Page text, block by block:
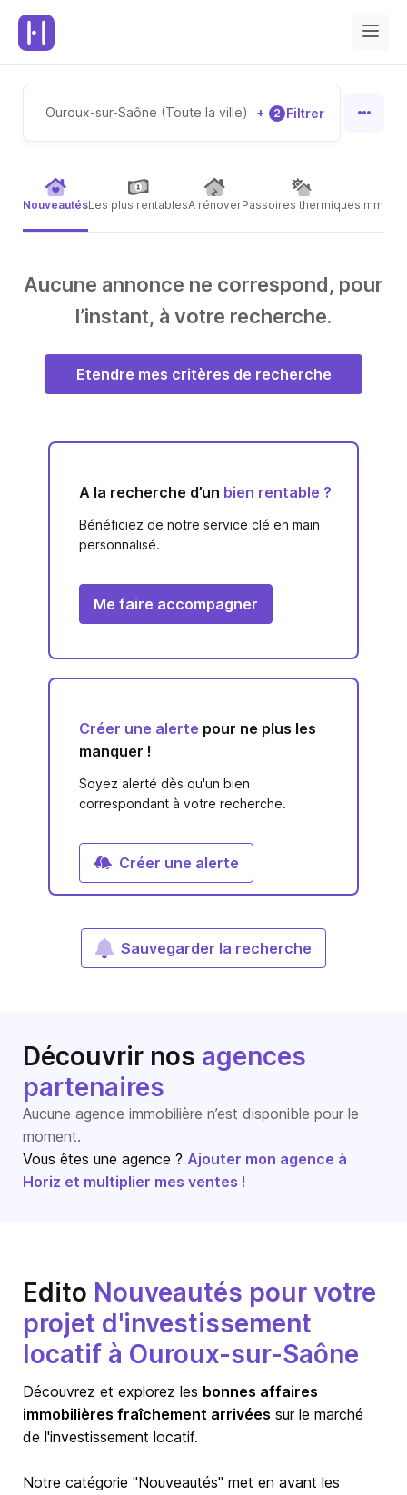
Ouroux-sur-Saône (Toute la ville) + 2 Filtrer
NouveautésLes plus rentablesA rénoverPassoires thermiques
Aucune annonce ne correspond, pour
l’instant, à votre recherche.
Etendre mes critères de recherche
A la recherche d’un bien rentable ?
Bénéficiez de notre service clé en main
personnalisé.
Me faire accompagner
Créer une alerte pour ne plus les
manquer !
Soyez alerté dès qu'un bien
correspondant à votre recherche.
Créer une alerte
Sauvegarder la recherche
Découvrir nos agences
partenaires
Aucune agence immobilière n’est disponible pour le
moment.
Vous êtes une agence ? Ajouter mon agence à
Horiz et multiplier mes ventes !
Edito Nouveautés pour votre
projet d'investissement
locatif à Ouroux-sur-Saône
Découvrez et explorez les bonnes affaires
immobilières fraîchement arrivées sur le marché
de l'investissement locatif.
Notre catégorie "Nouveautés" met en avant les